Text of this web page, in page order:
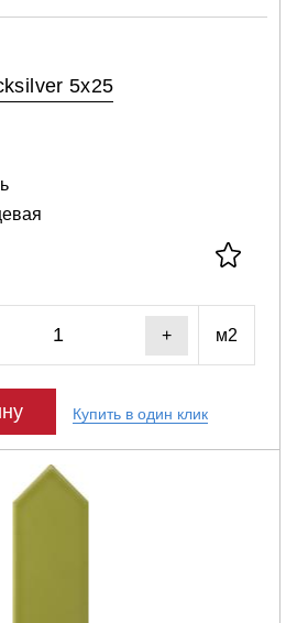
5x25
+ м2
Купить в один клик